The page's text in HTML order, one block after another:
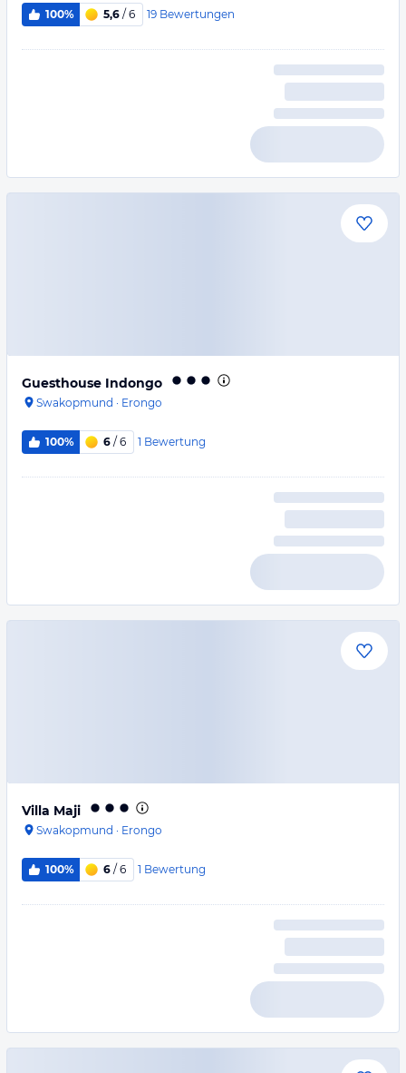
100% 5,6 / 6 19 Bewertungen
Guesthouse Indongo
Swakopmund · Erongo
100% 6 / 6 1 Bewertung
Villa Maji
Swakopmund · Erongo
100% 6 / 6 1 Bewertung